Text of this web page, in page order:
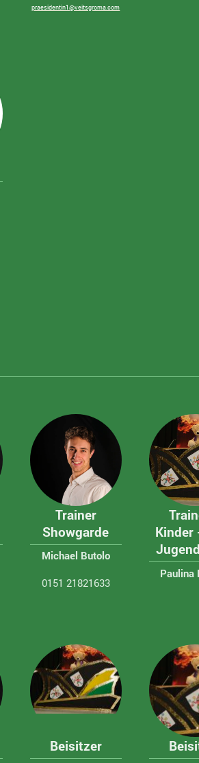
praesidentin1@veitsgroma.com
Trainer
Showgarde
Michael Butolo
0151 21821633
Paulina
Beisitzer